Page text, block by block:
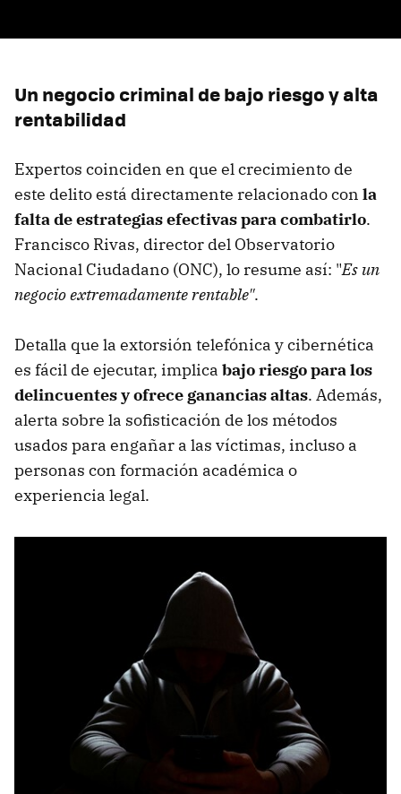
Un negocio criminal de bajo riesgo y alta
rentabilidad
Expertos coinciden en que el crecimiento de
este delito está directamente relacionado con la
falta de estrategias efectivas para combatirlo.
Francisco Rivas, director del Observatorio
Nacional Ciudadano (ONC), lo resume así: "Es un
negocio extremadamente rentable".
Detalla que la extorsión telefónica y cibernética
es fácil de ejecutar, implica bajo riesgo para los
delincuentes y ofrece ganancias altas. Además,
alerta sobre la sofisticación de los métodos
usados para engañar a las víctimas, incluso a
personas con formación académica o
experiencia legal.